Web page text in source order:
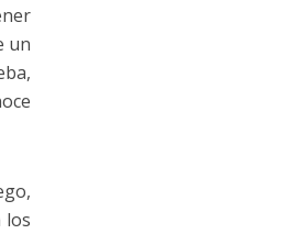
un
los